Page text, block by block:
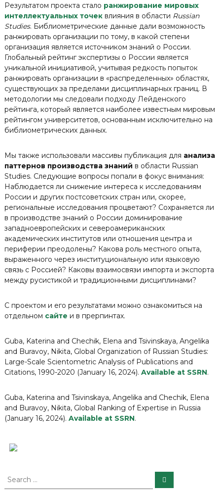
Результатом проекта стало ранжирование мировых
интеллектуальных точеквлияния в области Russian
Studies. Библиометрические данные дали возможность
ранжировать организации по тому, в какой степени
организация является источником знаний о России.
Глобальный рейтинг экспертизы о России является
уникальной инициативой, учитывая редкость попыток
ранжировать организации в «распределенных» областях,
существующих за пределами дисциплинарных границ. В
методологии мы следовали подходу Лейденского
рейтинга, который является наиболее известным мировым
рейтингом университетов, основанным исключительно на
библиометрических данных.
Мы также использовали массивы публикация для анализа
паттернов производства знаний в области Russian
Studies. Следующие вопросы попали в фокус внимания:
Наблюдается ли снижение интереса к исследованиям
России и других постсоветских стран или, скорее,
региональные исследования процветают? Сохраняется ли
в производстве знаний о России доминирование
западноевропейских и североамериканских
академических институтов или отношения центра и
периферии преодолены? Какова роль местного опыта,
выраженного через институциональную или языковую
связь с Россией? Каковы взаимосвязи импорта и экспорта
между русистикой и традиционными дисциплинами?
С проектом и его результатами можно ознакомиться на
отдельном сайте и в прерпинтах.
Guba, Katerina and Chechik, Elena and Tsivinskaya, Angelika
and Buravoy, Nikita, Global Organization of Russian Studies:
Large-Scale Scientometric Analysis of Publications and
Citations, 1990-2020 (January 16, 2024). Available at SSRN.
Guba, Katerina and Tsivinskaya, Angelika and Chechik, Elena
and Buravoy, Nikita, Global Ranking of Expertise in Russia
(January 16, 2024). Available at SSRN.
S
e
S
e